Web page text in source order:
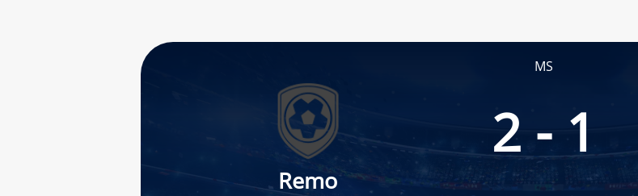
MS
Remo
2 - 1